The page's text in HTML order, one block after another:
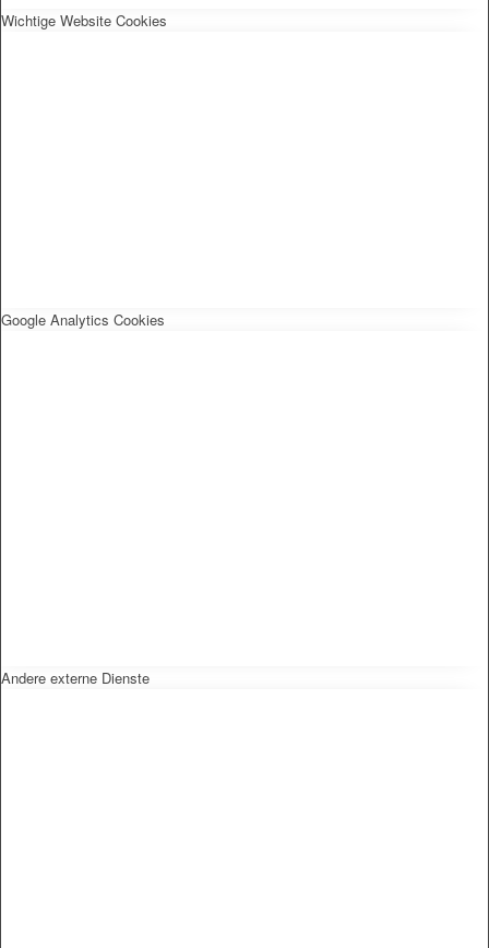
Wichtige Website Cookies
Google Analytics Cookies
Andere externe Dienste